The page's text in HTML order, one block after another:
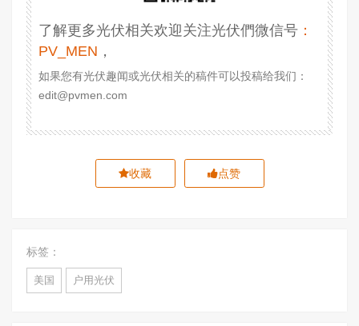
了解更多光伏相关欢迎关注光伏們微信号 ：
PV_MEN ，
如果您有光伏趣闻或光伏相关的稿件可以投稿给我们：
edit@pvmen.com
收藏 点赞
标签：
美国 户用光伏